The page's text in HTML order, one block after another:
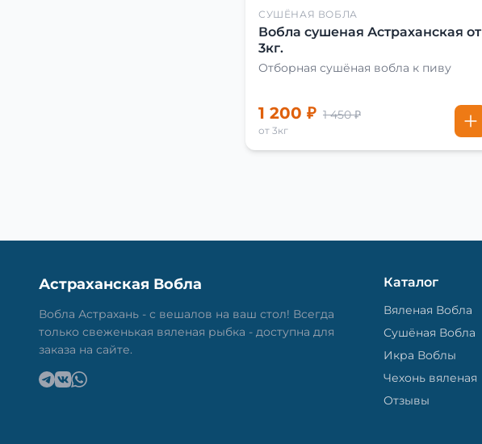
СУШЁНАЯ ВОБЛА
Вобла сушеная Астраханская от
3кг.
Отборная сушёная вобла к пиву
1 200 ₽ 1 450 ₽
от 3кг
Астраханская Вобла
Вобла Астрахань - с вешалов на ваш стол! Всегда
только свеженькая вяленая рыбка - доступна для
заказа на сайте.
Каталог
Вяленая Вобла
Сушёная Вобла
Икра Воблы
Чехонь вяленая
Отзывы